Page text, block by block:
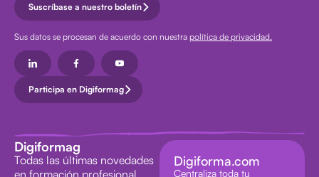
Suscríbase a nuestro boletín
Sus datos se procesan de acuerdo con nuestra política de privacidad.
Participa en Digiformag
Digiformag
Todas las últimas novedades
en formación profesional
Digiforma.com
Centraliza toda tu